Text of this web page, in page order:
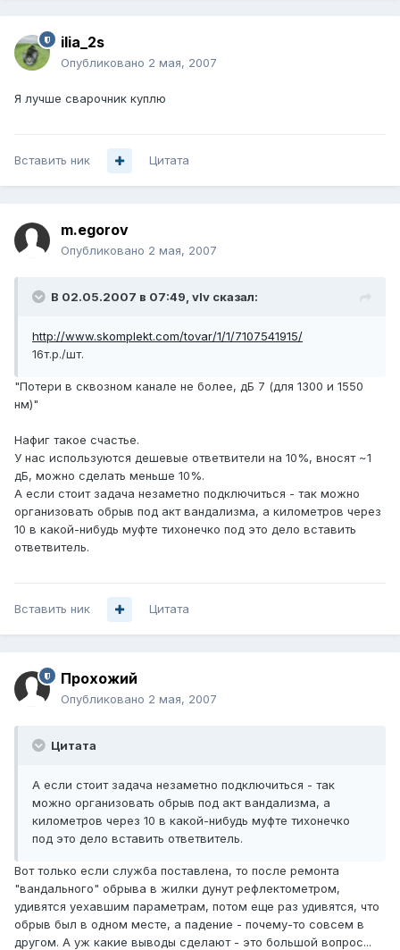
ilia_2s
Опубликовано 2 мая, 2007
Я лучше сварочник куплю
Вставить ник Цитата
m.egorov
Опубликовано 2 мая, 2007
В 02.05.2007 в 07:49, vIv сказал:
http://www.skomplekt.com/tovar/1/1/7107541915/
16т.р./шт.
"Потери в сквозном канале не более, дБ 7 (для 1300 и 1550
нм)"
Нафиг такое счастье.
У нас используются дешевые ответвители на 10%, вносят ~1
дБ, можно сделать меньше 10%.
А если стоит задача незаметно подключиться - так можно
организовать обрыв под акт вандализма, а километров через
10 в какой-нибудь муфте тихонечко под это дело вставить
ответвитель.
Вставить ник Цитата
Прохожий
Опубликовано 2 мая, 2007
Цитата
А если стоит задача незаметно подключиться - так
можно организовать обрыв под акт вандализма, а
километров через 10 в какой-нибудь муфте тихонечко
под это дело вставить ответвитель.
Вот только если служба поставлена, то после ремонта
"вандального" обрыва в жилки дунут рефлектометром,
удивятся уехавшим параметрам, потом еще раз удивятся, что
обрыв был в одном месте, а падение - почему-то совсем в
другом. А уж какие выводы сделают - это большой вопрос...